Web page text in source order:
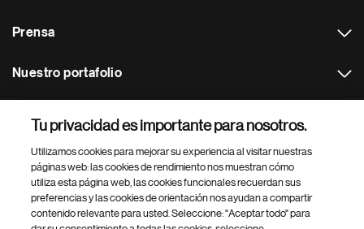
Prensa
Nuestro portafolio
Footer Site Search
Tu privacidad es importante para nosotros.
Utilizamos cookies para mejorar su experiencia al visitar nuestras
páginas web: las cookies de rendimiento nos muestran cómo
utiliza esta página web, las cookies funcionales recuerdan sus
preferencias y las cookies de orientación nos ayudan a compartir
contenido relevante para usted. Seleccione: "Aceptar todo" para